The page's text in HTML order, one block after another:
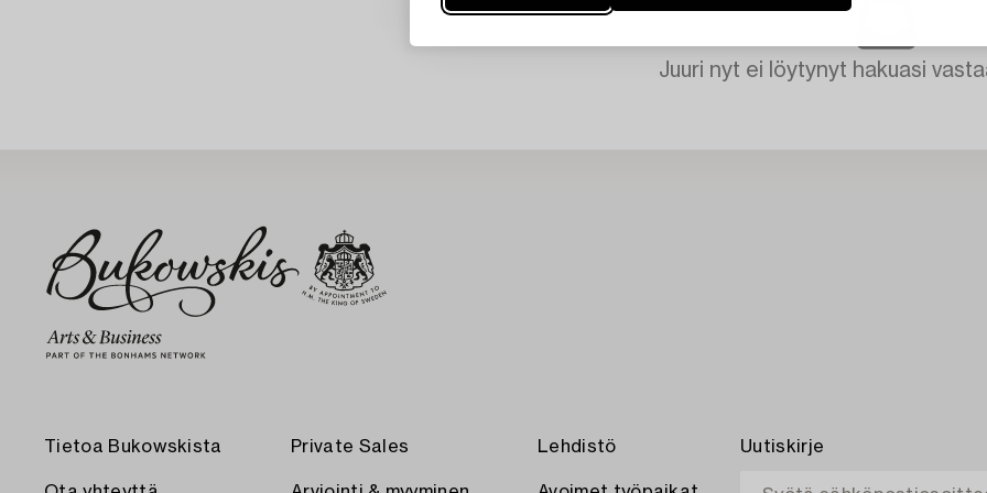
Juuri nyt ei löytynyt hakuasi
Tietoa Bukowskista Private Sales Lehdistö Uutiskirje